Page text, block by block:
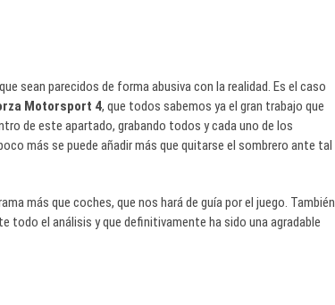
sean parecidos de forma abusiva con la realidad. Es el caso
Motorsport 4, que todos sabemos ya el gran trabajo que
de este apartado, grabando todos y cada uno de los
más se puede añadir más que quitarse el sombrero ante tal
más que coches, que nos hará de guía por el juego. También
todo el análisis y que definitivamente ha sido una agradable